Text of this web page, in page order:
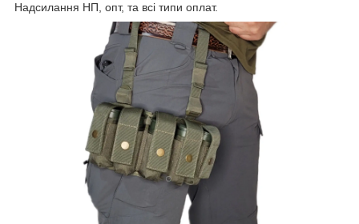
Надсилання НП, опт, та всі типи оплат.